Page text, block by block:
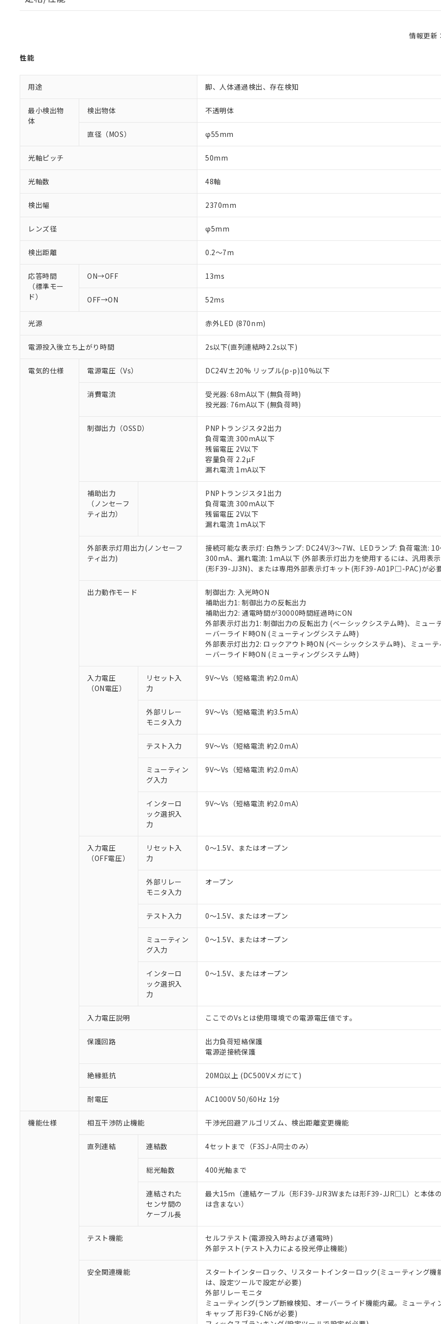
情報更新
性能
用途 脚、人体通過検出、存在検知
最小検出物
体
検出物体 不透明体
直径（MOS） φ55mm
光軸ピッチ 50mm
光軸数 48軸
検出幅 2370mm
レンズ径 φ5mm
検出距離 0.2～7m
応答時間
（標準モー
ド）
ON→OFF 13ms
OFF→ON 52ms
光源 赤外LED (870nm)
電源投入後立ち上がり時間 2s以下(直列連結時2.2s以下)
電気的仕様 電源電圧（Vs） DC24V±20% リップル(p-p)10%以下
消費電流
受光器: 68mA以下 (無負荷時)
投光器: 76mA以下 (無負荷時)
制御出力（OSSD）
PNPトランジスタ2出力
負荷電流 300mA以下
残留電圧 2V以下
容量負荷 2.2µF
漏れ電流 1mA以下
補助出力
（ノンセーフ
ティ出力）
PNPトランジスタ1出力
負荷電流 300mA以下
残留電圧 2V以下
漏れ電流 1mA以下
外部表示灯用出力(ノンセーフ
ティ出力)
接続可能な表示灯: 白熱ランプ: DC24V/3～7W、LEDランプ: 負荷電流: 10
300mA、漏れ電流: 1mA以下 (外部表示灯出力を使用するには、汎用表
(形F39-JJ3N)、または専用外部表示灯キット(形F39-A01P□-PAC)が必
出力動作モード
制御出力: 入光時ON
補助出力1: 制御出力の反転出力
補助出力2: 通電時間が30000時間経過時にON
外部表示灯出力1: 制御出力の反転出力 (ベーシックシステム時)、ミュー
ーバーライド時ON (ミューティングシステム時)
外部表示灯出力2: ロックアウト時ON (ベーシックシステム時)、ミュー
ーバーライド時ON (ミューティングシステム時)
入力電圧
（ON電圧）
リセット入
力
9V～Vs（短絡電流 約2.0mA）
外部リレー
モニタ入力
9V～Vs（短絡電流 約3.5mA）
テスト入力 9V～Vs（短絡電流 約2.0mA）
ミューティン
グ入力
9V～Vs（短絡電流 約2.0mA）
インターロ
ック選択入
力
9V～Vs（短絡電流 約2.0mA）
入力電圧
（OFF電圧）
リセット入
力
0～1.5V、またはオープン
外部リレー
モニタ入力
オープン
テスト入力 0～1.5V、またはオープン
ミューティン
グ入力
0～1.5V、またはオープン
インターロ
ック選択入
力
0～1.5V、またはオープン
入力電圧説明 ここでのVsとは使用環境での電源電圧値です。
保護回路
出力負荷短絡保護
電源逆接続保護
絶縁抵抗 20MΩ以上 (DC500Vメガにて)
耐電圧 AC1000V 50/60Hz 1分
機能仕様 相互干渉防止機能 干渉光回避アルゴリズム、検出距離変更機能
直列連結 連結数 4セットまで（F3SJ-A同士のみ）
総光軸数 400光軸まで
連結された
センサ間の
ケーブル長
最大15m（連結ケーブル（形F39-JJR3Wまたは形F39-JJR□L）と本体
は含まない）
テスト機能
セルフテスト(電源投入時および通電時)
外部テスト(テスト入力による投光停止機能)
安全関連機能
スタートインターロック、リスタートインターロック(ミューティング機
は、設定ツールで設定が必要)
外部リレーモニタ
ミューティング(ランプ断線検知、オーバーライド機能内蔵。ミューティ
キャップ 形F39-CN6が必要)
ご利用条件
以下の条件をお読みいただき、同意のうえご利用ください。
本サービスは、当社制御機器事業取扱商品の当社在庫状況および標準価格(税抜)を
くものです。
当社制御機器事業取扱商品の中には、本サービスの対象外となる商品もあること
在庫状況および標準価格照会結果は、記載している更新日時点での社内データに
のであり、閲覧された時点での実際の在庫および標準価格とは異なる場合がある
正式な納期状況および標準価格はお客様のお取引先、またはお客様担当のオムロン
オムロン制御機器販売店や当社販売拠点は「販売ネットワーク
」をご確認くだ
在庫状況および標準価格結果を当社の事前の承諾なく第三者に漏洩または開示しな
す。
ている必要があります。
お客様が当ウェブサイト上で当社にご登録された部品リストについて、当社および
さい。
いる法人を指します。
※1 対応状況
対応済み：EU RoHS指令（10物質）の非含有に対応した製品が提供可能な商品です
対応予定：EU RoHS指令（10物質）の非含有に対応した製品に切り替える予定のある商
対応予定なし：EU RoHS指令（10物質）の非含有に非対応の商品で、対応品を出す予
調査・確認中：EU RoHS指令（10物質）の非含有の対応状況を調査中または確認中の商
非該当品：ライセンス料など無形物で、有害物質有無と関係のない商品です。
*EU RoHS指令（10物質）：
鉛(Pb) 1000ppm以下、 水銀(Hg) 1000ppm以下、 カドミウム(Cd) 100ppm以下、
六価クロム(Cr(Ⅵ)) 1000ppm以下、ポリ臭化ビフェニル類(PBB) 1000ppm以下、ポリ臭化ジフェニルエーテル類
フタル酸ビス(2-エチルヘキシル) (DEHP)(別名：DOP) 1000ppm以下、フタル酸ブチルベンジル（BBP）
ル（DBP） 1000ppm以下、フタル酸ジイソブチル (DIBP) 1000ppm以下
但し、RoHS指令で産業用監視および制御機器に対する適用除外項目は除く。
フタル酸エステル類の４物質については閾値を超える意図的な使用がないことを確認しています。
部品在庫の切り替え状況などにより、予定月が前後することがあります。
※3 非含有証明書ダウンロード
下記の非含有証明書をダウンロードすることができます。
EU RoHS指令（10物質）の非含有証明書
51物質の非含有証明書（当社基準）
※本証明書は発行日時点で非含有を証明するもので、過去に遡って非含有を証明するも
混在することから備考欄に対応日を記載しておりました。
既に当社にて対応品への在庫切替を完了していることから、特段のことがない限り、
※1 中国RoHS○×表
「○」：最大均質材料含有率が中国RoHSの基準値以下であることを示します。
「×」：最大均質材料含有率が中国RoHSの基準値を超えていることを示します。
「－」：未確認です。当社販売部門へお問い合わせください。
*中国RoHS10物質の基準値 (GB/T26572)：
Pb(鉛) :1000ppm、 Hg(水銀) : 1000ppm、 Cd(カドミウム) : 100ppm、
Cr(Ⅵ)(六価クロム) : 1000ppm、 PBBs(ポリ臭化ビフェニル類) : 1000ppm、 PBDEs(ポリ臭化ジフェニルエーテ
DBP(フタル酸ジブチル) : 1000ppm、 DIBP(フタル酸ジイソブチル) : 1000ppm、 BBP(フタル酸ブチルベンジル
DEHP(フタル酸ビス(2-エチルヘキシル)) : 1000ppm
※2 環境保護使用期限
「ｅ」：有害物質（10物質）のすべてが基準値以下であることを示します。
「10」：通常の使用状況下において有害物質が外部に漏えいし、環境に深刻な影響を及
味します。
当社は、これら貴社製品のうち、外国為替および外国貿易法に定める商品（以下｢
う）を輸出または国外への提供する場合は、日本国政府の輸出許可(または役務取
などの必要な手続きをとります。
当社は規制貨物を破棄する場合は、完全に破砕するなど、違法に輸出されないよ
当社は貴社製品を、核兵器、ミサイル、化学兵器、生物兵器またはその他武器並
置等に一切使用いたしません。
また当社は、販売先および販売に係わる関係者が違法に輸出するおそれがある場
たしません。
一定数以上の在庫あり
－
在庫なし(最新の在庫状況については、お客様のお取引先、またはお客様担当
空
受注生産機種、また在庫状況の情報を公開していない機種